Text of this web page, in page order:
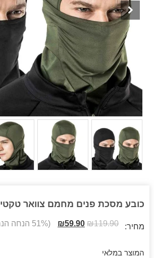
כובע מסכת פנים מחמם צוואר טקטי
מחיר: ₪119.90
₪59.90 (51% הנחה הנחה)
המוצר במלאי